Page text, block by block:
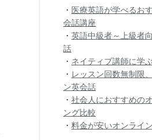
・ 医療英語が学べるお
会話講座
・ 英語中級者～上級者
話
・ ネイティブ講師に学
・ レッスン回数無制限
ン英会話
・ 社会人におすすめの
ング比較
・ 料金が安いオンライ